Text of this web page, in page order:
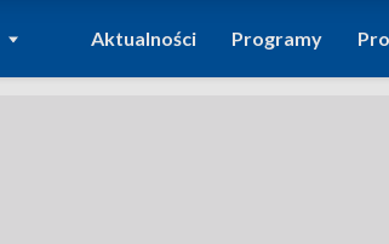
DO
Aktualności Programy